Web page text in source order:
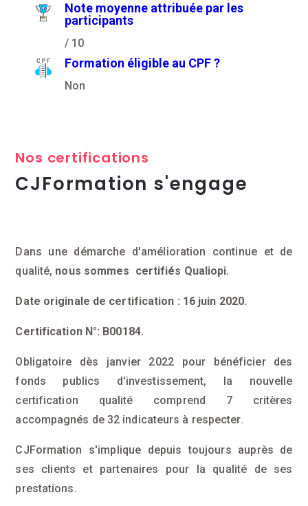
Note moyenne attribuée par les
participants
/ 10
Formation éligible au CPF ?
Non
Nos certifications
CJFormation s'engage
Dans une démarche d'amélioration continue et de
qualité, nous sommes certifiés Qualiopi.
Date originale de certification : 16 juin 2020.
Certification N°: B00184.
Obligatoire dès janvier 2022 pour bénéficier des
fonds publics d'investissement, la nouvelle
certification qualité comprend 7 critères
accompagnés de 32 indicateurs à respecter.
CJFormation s'implique depuis toujours auprès de
ses clients et partenaires pour la qualité de ses
prestations.